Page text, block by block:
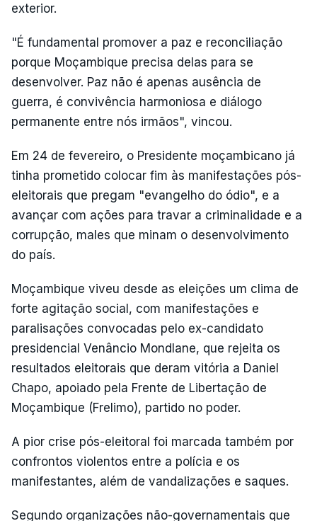
exterior.
"É fundamental promover a paz e reconciliação
porque Moçambique precisa delas para se
desenvolver. Paz não é apenas ausência de
guerra, é convivência harmoniosa e diálogo
permanente entre nós irmãos", vincou.
Em 24 de fevereiro, o Presidente moçambicano já
tinha prometido colocar fim às manifestações pós-
eleitorais que pregam "evangelho do ódio", e a
avançar com ações para travar a criminalidade e a
corrupção, males que minam o desenvolvimento
do país.
Moçambique viveu desde as eleições um clima de
forte agitação social, com manifestações e
paralisações convocadas pelo ex-candidato
presidencial Venâncio Mondlane, que rejeita os
resultados eleitorais que deram vitória a Daniel
Chapo, apoiado pela Frente de Libertação de
Moçambique (Frelimo), partido no poder.
A pior crise pós-eleitoral foi marcada também por
confrontos violentos entre a polícia e os
manifestantes, além de vandalizações e saques.
Segundo organizações não-governamentais que